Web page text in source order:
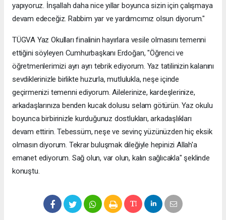
yapıyoruz. İnşallah daha nice yıllar boyunca sizin için çalışmaya
devam edeceğiz. Rabbim yar ve yardımcımız olsun diyorum."
TÜGVA Yaz Okulları finalinin hayırlara vesile olmasını temenni
ettiğini söyleyen Cumhurbaşkanı Erdoğan, "Öğrenci ve
öğretmenlerimizi ayrı ayrı tebrik ediyorum. Yaz tatilinizin kalanını
sevdiklerinizle birlikte huzurla, mutlulukla, neşe içinde
geçirmenizi temenni ediyorum. Ailelerinize, kardeşlerinize,
arkadaşlarınıza benden kucak dolusu selam götürün. Yaz okulu
boyunca birbirinizle kurduğunuz dostlukları, arkadaşlıkları
devam ettirin. Tebessüm, neşe ve sevinç yüzünüzden hiç eksik
olmasın diyorum. Tekrar buluşmak dileğiyle hepinizi Allah'a
emanet ediyorum. Sağ olun, var olun, kalın sağlıcakla" şeklinde
konuştu.